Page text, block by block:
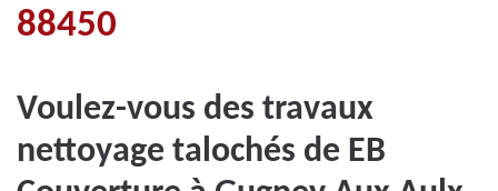
88450
Voulez-vous des travaux
nettoyage talochés de EB